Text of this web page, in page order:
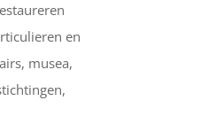
en
musea,